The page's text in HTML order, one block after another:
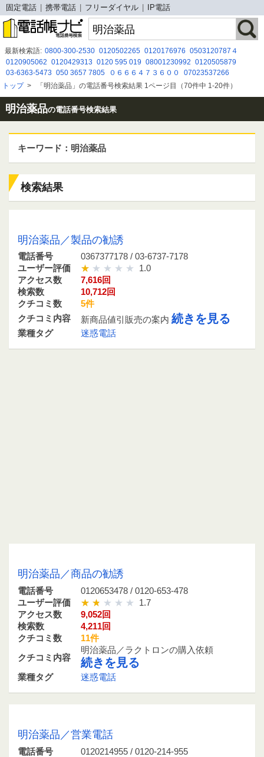
固定電話 携帯電話 フリーダイヤル IP電話
最新検索語: 0800-300-2530 0120502265 0120176976 0503120787４
0120905062 0120429313 0120 595 019 08001230992 0120505879
03-6363-5473 050 3657 7805 ０６６６４７３６００
07023537266
0120792197 0120-429-313 05031875562 0120-985-749 0475523406
08007778250 0120-953-462 080-0170-0187 0570666061 0120-321-082
0456111857 09022927778
トップ> 「明治薬品」の電話番号検索結果 1ページ目（70件中 1-20件）
明治薬品の電話番号検索結果
キーワード：明治薬品
検索結果
明治薬品／製品の勧誘
電話番号
0367377178 / 03-6737-7178
ユーザー評価
1.0
アクセス数
7,616回
検索数
10,712回
クチコミ数
5件
クチコミ内容
新商品値引販売の案内 続きを見る
業種タグ 迷惑電話
明治薬品／商品の勧誘
電話番号
0120653478 / 0120-653-478
ユーザー評価
1.7
アクセス数
9,052回
検索数
4,211回
クチコミ数
11件
クチコミ内容
明治薬品／ラクトロンの購入依頼
続きを見る
業種タグ 迷惑電話
明治薬品／営業電話
電話番号
0120214955 / 0120-214-955